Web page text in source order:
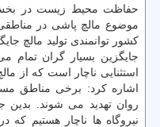
حفاظت محیط زیست در
موضوع مالچ پاشی در
کشور توانمندی تولید مالچ
جایگزین بسیار گران تمام
استثنایی ناچار است که از
اشاره کرد: برخی مناطق
روان تهدید می شوند.
نیروگاه ها ناچار هستیم که